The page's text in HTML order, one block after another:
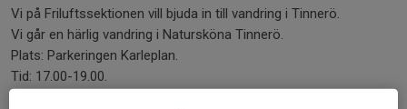
Vi på Friluftssektionen vill bjuda in till vandring i Tinnerö.
Vi går en härlig vandring i Natursköna Tinnerö.
Plats: Parkeringen Karleplan.
Tid: 17.00-19.00.